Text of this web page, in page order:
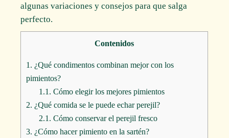
algunas variaciones y consejos para que salga
perfecto.
Contenidos
1. ¿Qué condimentos combinan mejor con los
pimientos?
1.1. Cómo elegir los mejores pimientos
2. ¿Qué comida se le puede echar perejil?
2.1. Cómo conservar el perejil fresco
3. ¿Cómo hacer pimiento en la sartén?